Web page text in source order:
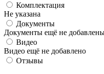
Комплектация
Не указана
Документы
Документы ещё не
Видео
Видео ещё не добавлено
Отзывы